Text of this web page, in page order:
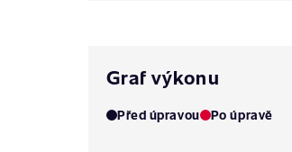
Graf výkonu
Před úpravou Po úpravě